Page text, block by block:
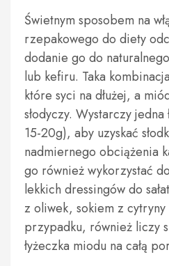
Świetnym sposobem na
rzepakowego do diety
dodanie go do
lub kefiru. Taka
które syci na dłużej, a
słodyczy. Wystarczy jedna
15-20g), aby uzyskać
nadmiernego obciążenia
go również wykorzystać
lekkich dressingów do
z oliwek, sokiem z cytryny
przypadku, również liczy
łyżeczka miodu na całą